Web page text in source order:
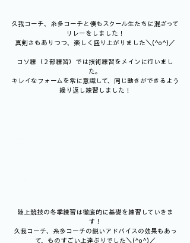
久我コーチ、糸多コーチと僕もスクール生たちに混ざって
リレーをしました！
真剣さもありつつ、楽しく盛り上がりました＼(^o^)／
コソ練（２部練習）では技術練習をメインに行いまし
た。
キレイなフォームを常に意識して、同じ動きができるよう
繰り返し練習しました！
陸上競技の冬季練習は徹底的に基礎を練習していきま
す！
久我コーチ、糸多コーチの鋭いアドバイスの効果もあっ
て、ものすごい上達ぶりでした＼(^o^)／